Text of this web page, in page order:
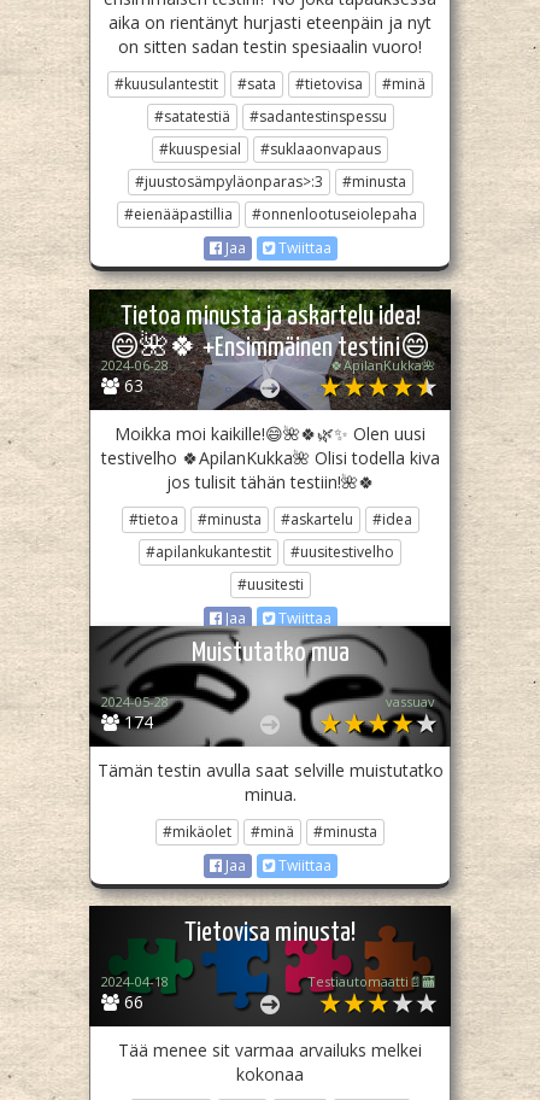
aika on rientänyt hurjasti eteenpäin ja nyt
on sitten sadan testin spesiaalin vuoro!
#kuusulantestit #sata #tietovisa
#minä
#satatestiä
#sadantestinspessu
#kuuspesial
#suklaaonvapaus
#juustosämpyläonparas>:3
#minusta
#eienääpastillia
#onnenlootuseiolepaha
Jaa
Twiittaa
Tietoa minusta ja askartelu idea!
😄🌺🍀 +Ensimmäinen testini😄
63
2024-06-28 🍀ApilanKukka🌺
Moikka moi kaikille!😄🌺🍀🌿✨ Olen uusi
testivelho 🍀ApilanKukka🌺 Olisi todella kiva
jos tulisit tähän testiin!🌺🍀
#tietoa #minusta #askartelu
#idea
#apilankukantestit
#uusitestivelho
#uusitesti
Jaa
Twiittaa
Muistutatko mua
174
2024-05-28 vassuav
Tämän testin avulla saat selville muistutatko
minua.
#mikäolet #minä
#minusta
Jaa
Twiittaa
Tietovisa minusta!
66
2024-04-18 Testiautomaatti📄🏧
Tää menee sit varmaa arvailuks melkei
kokonaa